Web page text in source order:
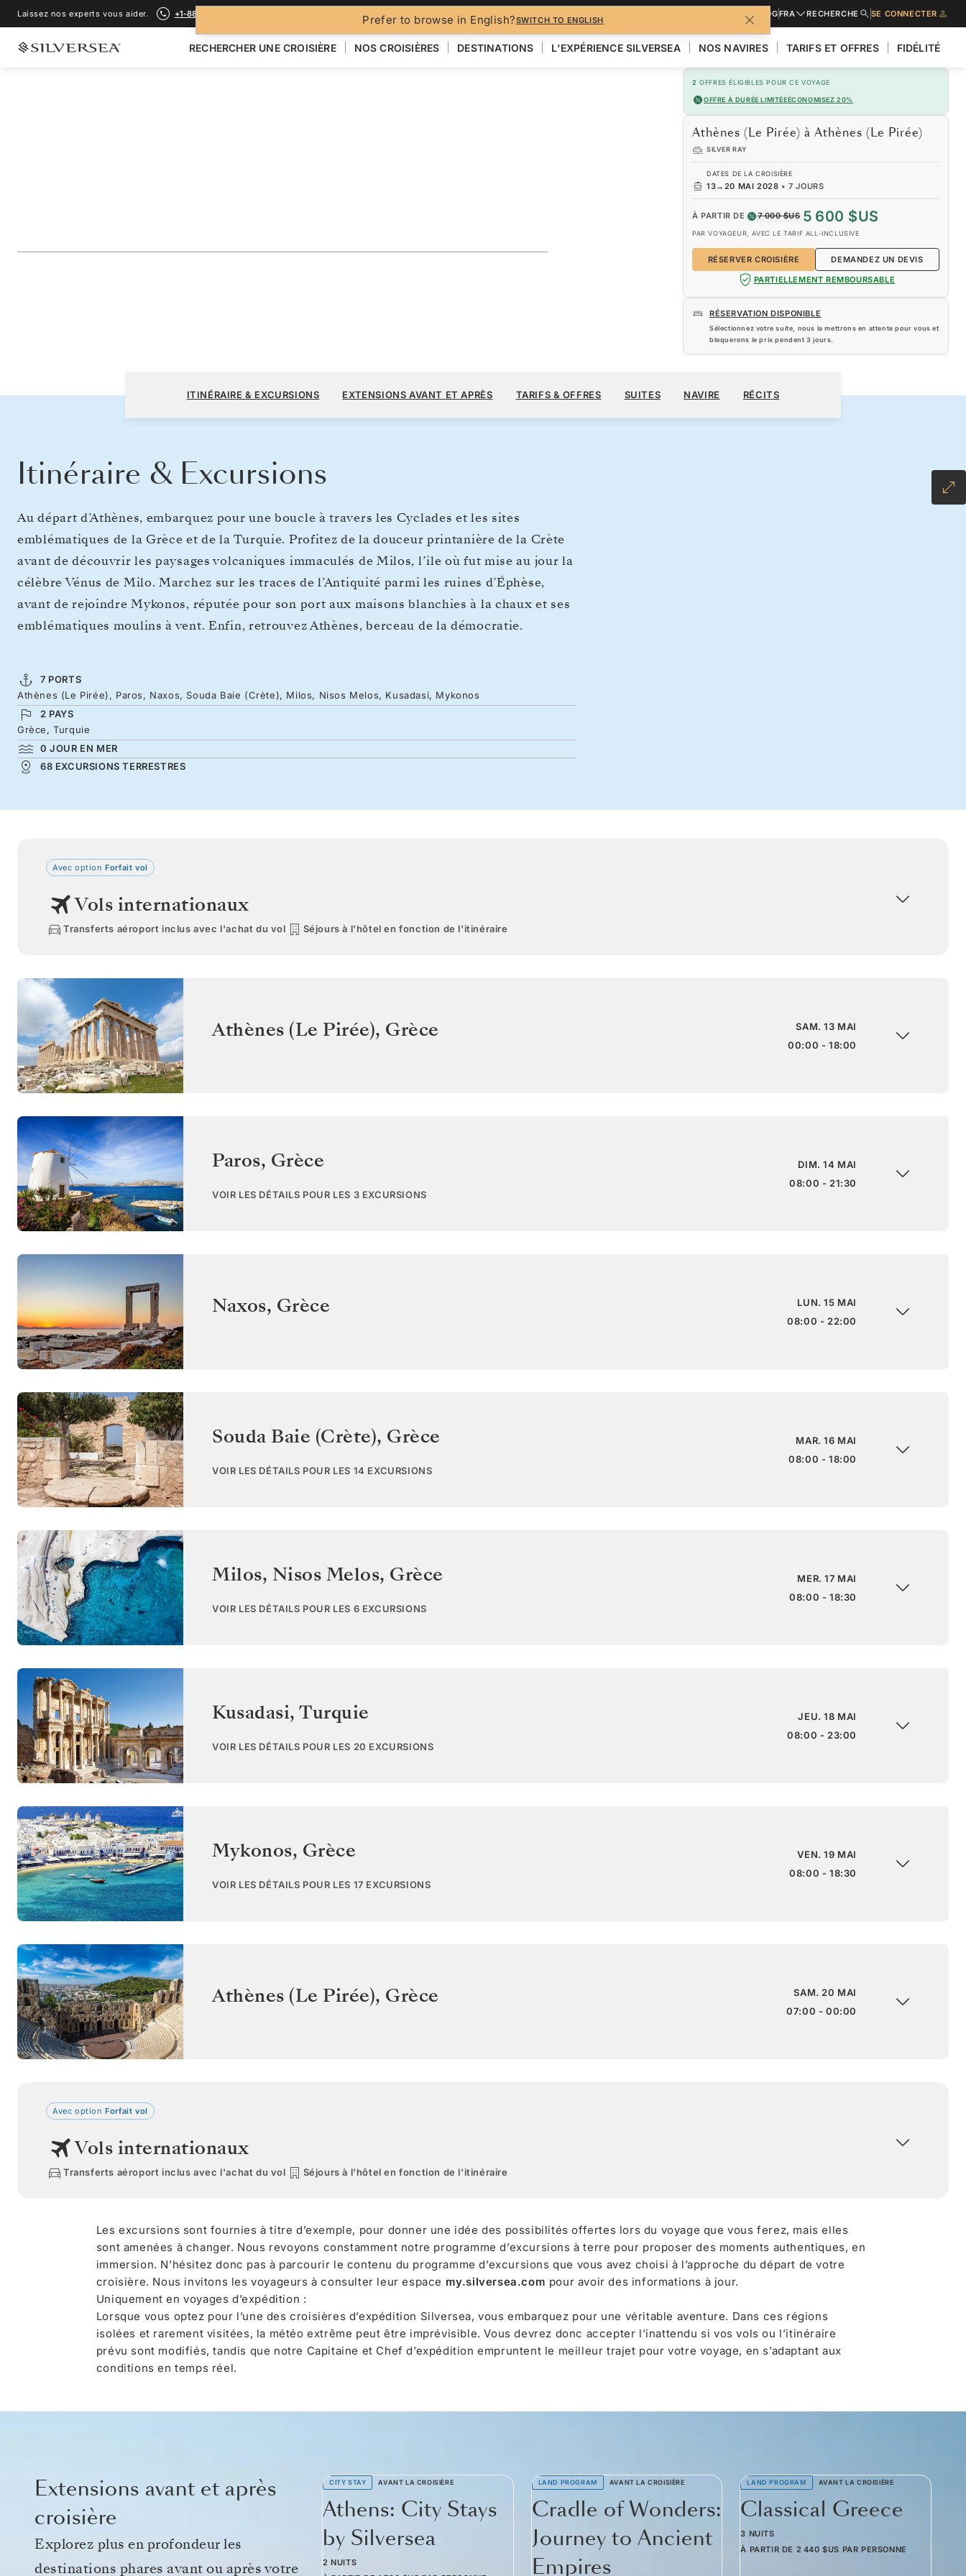
Prefer to browse in English?SWITCH TO ENGLISH
Laissez nos experts vous aider. +1-888-978-4070 BLOGFRA RECHERCHE SE CONNECTER
RECHERCHER UNE CROISIÈRE NOS CROISIÈRES DESTINATIONS L'EXPÉRIENCE SILVERSEA NOS NAVIRES TARIFS ET OFFRES FIDÉLITÉ
2 OFFRES ÉLIGIBLES POUR CE VOYAGE
OFFRE À DURÉE LIMITÉEÉCONOMISEZ 20%
Athènes (Le Pirée) à Athènes (Le Pirée)
SILVER RAY
DATES DE LA CROISIÈRE
13→ 20 MAI 2028 •7 JOURS
À PARTIR DE 7 000 $US 5 600 $US
PAR VOYAGEUR, AVEC LE TARIF ALL-INCLUSIVE
RÉSERVER CROISIÈRE
DEMANDEZ UN DEVIS
PARTIELLEMENT REMBOURSABLE
RÉSERVATION DISPONIBLE
Sélectionnez votre suite, nous la mettrons en attente pour vous et
bloquerons le prix pendent3 jours.
Athènes (Le Pirée) à Athènes (Le Pirée)
7 JOURS
PAR VOYAGEUR, AVEC LE TARIF ALL-INCLUSIVE
RÉSERVER CROISIÈRE
ITINÉRAIRE & EXCURSIONS EXTENSIONS AVANT ET APRÈS TARIFS & OFFRES SUITES NAVIRE RÉCITS
Itinéraire & Excursions
Au départ d’Athènes, embarquez pour une boucle à travers les Cyclades et les sites
emblématiques de la Grèce et de la Turquie. Profitez de la douceur printanière de la Crète
avant de découvrir les paysages volcaniques immaculés de Milos, l’île où fut mise au jour la
célèbre Vénus de Milo. Marchez sur les traces de l’Antiquité parmi les ruines d’Éphèse,
avant de rejoindre Mykonos, réputée pour son port aux maisons blanchies à la chaux et ses
emblématiques moulins à vent. Enfin, retrouvez Athènes, berceau de la démocratie.
7 PORTS
Athènes (Le Pirée), Paros, Naxos, Souda Baie (Crète), Milos, Nisos Melos, Kusadasi, Mykonos
2 PAYS
Grèce, Turquie
0 JOUR EN MER
68 EXCURSIONS TERRESTRES
Avec option Forfait vol
Vols internationaux
Transferts aéroport inclus avec l'achat du vol Séjours à l'hôtel en fonction de l'itinéraire
Athènes (Le Pirée), Grèce
SAM. 13 MAI
00:00 - 18:00
Paros, Grèce
VOIR LES DÉTAILS POUR LES 3 EXCURSIONS
DIM. 14 MAI
08:00 - 21:30
Naxos, Grèce
LUN. 15 MAI
08:00 - 22:00
Souda Baie (Crète), Grèce
VOIR LES DÉTAILS POUR LES 14 EXCURSIONS
MAR. 16 MAI
08:00 - 18:00
Milos, Nisos Melos, Grèce
VOIR LES DÉTAILS POUR LES 6 EXCURSIONS
MER. 17 MAI
08:00 - 18:30
Kusadasi, Turquie
VOIR LES DÉTAILS POUR LES 20 EXCURSIONS
JEU. 18 MAI
08:00 - 23:00
Mykonos, Grèce
VOIR LES DÉTAILS POUR LES 17 EXCURSIONS
VEN. 19 MAI
08:00 - 18:30
Athènes (Le Pirée), Grèce
SAM. 20 MAI
07:00 - 00:00
Avec option Forfait vol
Vols internationaux
Transferts aéroport inclus avec l'achat du vol Séjours à l'hôtel en fonction de l'itinéraire
Les excursions sont fournies à titre d’exemple, pour donner une idée des possibilités offertes lors du voyage que vous ferez, mais elles
sont amenées à changer. Nous revoyons constamment notre programme d’excursions à terre pour proposer des moments authentiques, en
immersion. N’hésitez donc pas à parcourir le contenu du programme d’excursions que vous avez choisi à l’approche du départ de votre
croisière. Nous invitons les voyageurs à consulter leur espace my.silversea.com pour avoir des informations à jour.
Uniquement en voyages d’expédition :
Lorsque vous optez pour l’une des croisières d’expédition Silversea, vous embarquez pour une véritable aventure. Dans ces régions
isolées et rarement visitées, la météo extrême peut être imprévisible. Vous devrez donc accepter l’inattendu si vos vols ou l’itinéraire
prévu sont modifiés, tandis que notre Capitaine et Chef d’expédition empruntent le meilleur trajet pour votre voyage, en s’adaptant aux
conditions en temps réel.
Extensions avant et après
croisière
Explorez plus en profondeur les
destinations phares avant ou après votre
CITY STAY AVANT LA CROISIÈRE
Athens: City Stays
by Silversea
2 NUITS
LAND PROGRAM AVANT LA CROISIÈRE
Cradle of Wonders:
Journey to Ancient
Empires
LAND PROGRAM AVANT LA CROISIÈRE
Classical Greece
3 NUITS
À PARTIR DE 2 440 $US PAR PERSONNE